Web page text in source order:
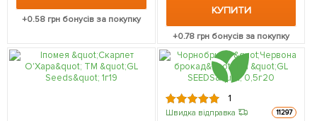
+0.58 грн бонусів за покупку
КУПИТИ
+0.78грн бонусів за покупку
1
Швидка відправка 11297